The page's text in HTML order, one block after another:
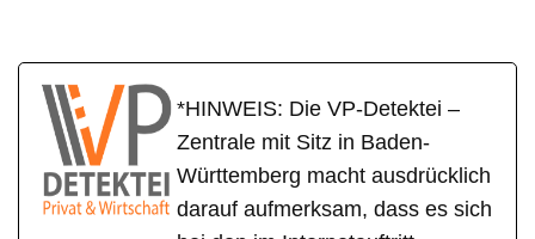
*HINWEIS: Die VP-Detektei –
Zentrale mit Sitz in Baden-
Württemberg macht ausdrücklich
darauf aufmerksam, dass es sich